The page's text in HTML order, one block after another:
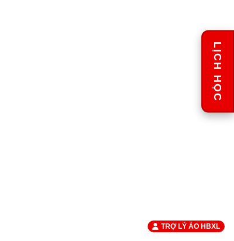
LỊCH HỌC
TRỢ LÝ ẢO HBXL